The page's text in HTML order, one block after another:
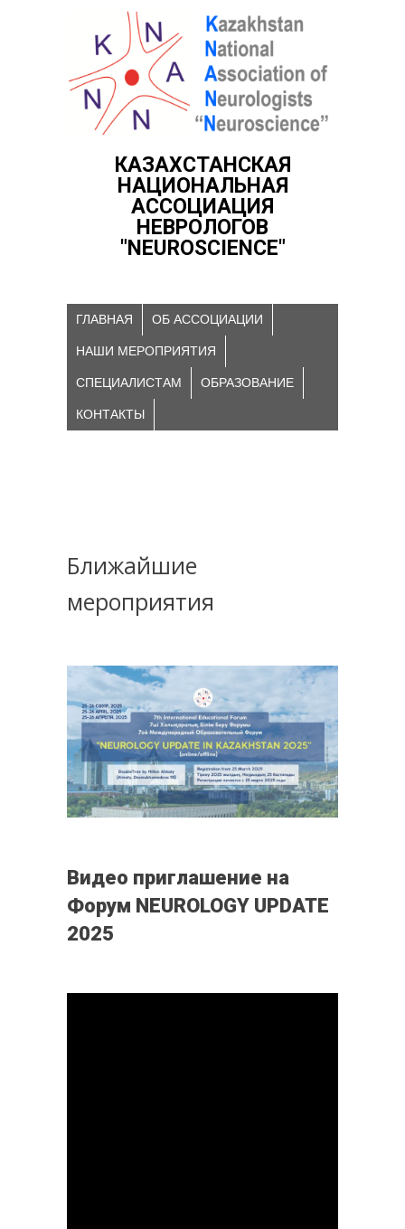
КАЗАХСТАНСКАЯ
НАЦИОНАЛЬНАЯ
АССОЦИАЦИЯ
НЕВРОЛОГОВ
"NEUROSCIENCE"
ГЛАВНАЯ ОБ АССОЦИАЦИИ
НАШИ МЕРОПРИЯТИЯ
СПЕЦИАЛИСТАМ ОБРАЗОВАНИЕ
КОНТАКТЫ
Ближайшие
мероприятия
Видео приглашение на
Форум NEUROLOGY UPDATE
2025